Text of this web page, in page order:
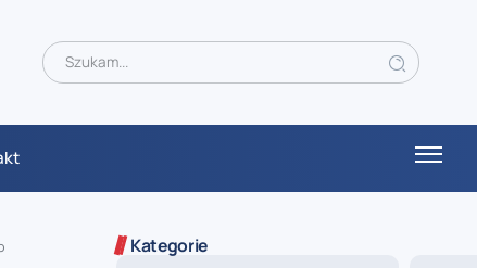
Kategorie